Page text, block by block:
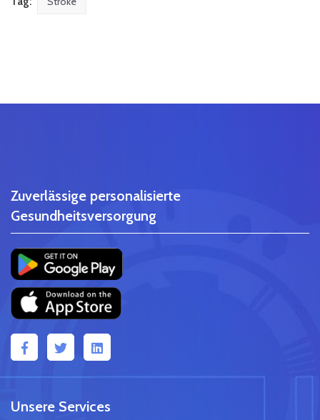
Zuverlässige personalisierte
Gesundheitsversorgung
Unsere Services